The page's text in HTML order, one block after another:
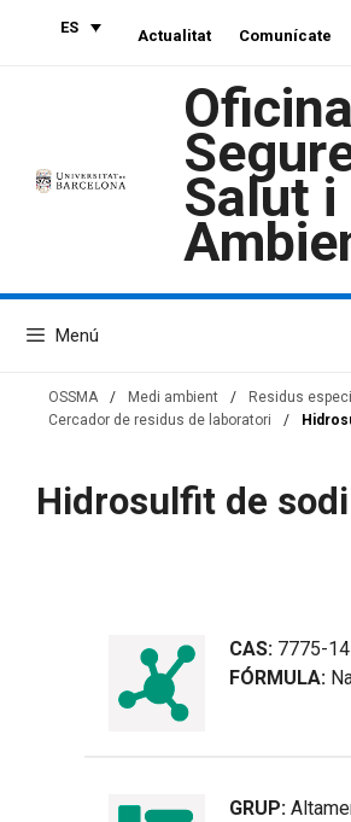
ES Actualitat Comunícate
Salut i
Menú
OSSMA / Medi ambient / Residus
Cercador de residus de laboratori
/
Hidrosulfit de sodi
CAS: 7775-
FÓRMULA:
GRUP: